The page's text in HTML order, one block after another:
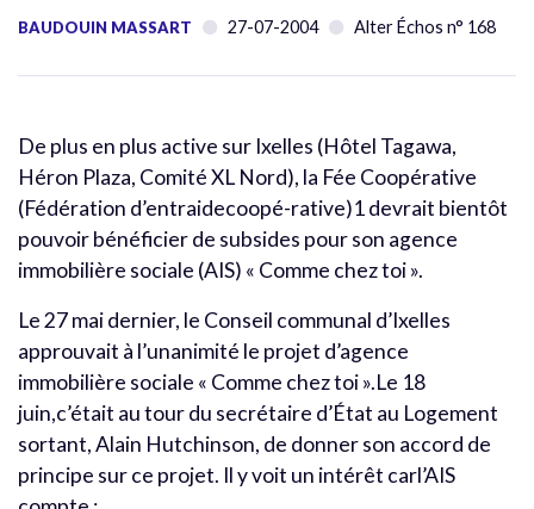
BAUDOUIN MASSART 27-07-2004 Alter Échos n° 168
De plus en plus active sur Ixelles (Hôtel Tagawa,
Héron Plaza, Comité XL Nord), la Fée Coopérative
(Fédération d’entraidecoopé-rative)1 devrait bientôt
pouvoir bénéficier de subsides pour son agence
immobilière sociale (AIS) « Comme chez toi ».
Le 27 mai dernier, le Conseil communal d’Ixelles
approuvait à l’unanimité le projet d’agence
immobilière sociale « Comme chez toi ».Le 18
juin,c’était au tour du secrétaire d’État au Logement
sortant, Alain Hutchinson, de donner son accord de
principe sur ce projet. Il y voit un intérêt carl’AIS